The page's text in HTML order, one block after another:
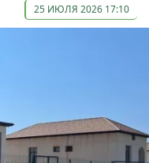
25 ИЮЛЯ 2026 17:10